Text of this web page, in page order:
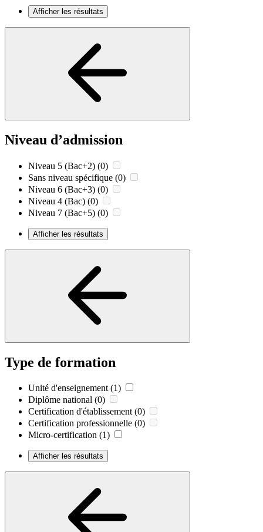
Afficher les résultats
Niveau d’admission
Niveau 5 (Bac+2) (0)
Sans niveau spécifique (0)
Niveau 6 (Bac+3) (0)
Niveau 4 (Bac) (0)
Niveau 7 (Bac+5) (0)
Afficher les résultats
Type de formation
Unité d'enseignement (1)
Diplôme national (0)
Certification d'établissement (0)
Certification professionnelle (0)
Micro-certification (1)
Afficher les résultats